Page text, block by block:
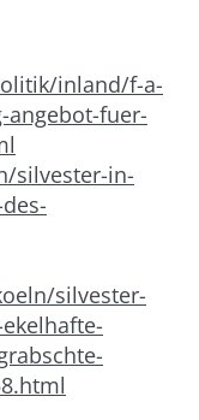
inland/f-a-
angebot-fuer-
silvester-in-
silvester-